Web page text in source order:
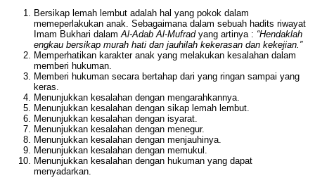
Bersikap lemah lembut adalah hal yang pokok dalam
memeperlakukan anak. Sebagaimana dalam sebuah hadits riwayat
Imam Bukhari dalamAl-Adab Al-Mufradyang artinya : “Hendaklah
engkau bersikap murah hati dan jauhilah kekerasan dan kekejian.”
Memperhatikan karakter anak yang melakukan kesalahan dalam
memberi hukuman.
Memberi hukuman secara bertahap dari yang ringan sampai yang
keras.
Menunjukkan kesalahan dengan mengarahkannya.
Menunjukkan kesalahan dengan sikap lemah lembut.
Menunjukkan kesalahan dengan isyarat.
Menunjukkan kesalahan dengan menegur.
Menunjukkan kesalahan dengan menjauhinya.
Menunjukkan kesalahan dengan memukul.
Menunjukkan kesalahan dengan hukuman yang dapat
menyadarkan.